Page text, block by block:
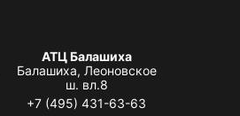
АТЦ Балашиха
Балашиха, Леоновское
ш. вл.8
+7 (495) 431-63-63